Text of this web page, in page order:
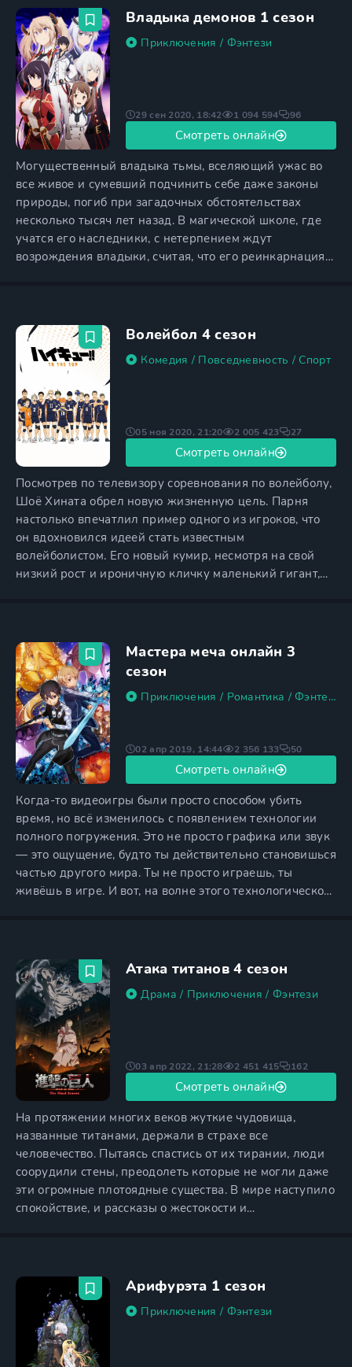
раздевалках. О таких же, как королева школы Риас
Гремори, остается только мечтать.
Владыка демонов 1 сезон
Приключения / Фэнтези
Могущественный владыка тьмы, вселяющий ужас во
все живое и сумевший подчинить себе даже законы
природы, погиб при загадочных обстоятельствах
несколько тысяч лет назад. В магической школе, где
учатся его наследники, с нетерпением ждут
возрождения владыки, считая, что его реинкарнация
является новым воплощением великого тирана-
прародителя. Во время практического
29 сен 2020, 18:42 1 094 594 96
Смотреть онлайн
Волейбол 4 сезон
Комедия / Повседневность / Спорт
Посмотрев по телевизору соревнования по волейболу,
Шоё Хината обрел новую жизненную цель. Парня
настолько впечатлил пример одного из игроков, что
он вдохновился идеей стать известным
волейболистом. Его новый кумир, несмотря на свой
низкий рост и ироничную кличку маленький гигант,
видит самого себя. Решив не откладывать воплощение
своей мечты в
05 ноя 2020, 21:20 2 005 423 27
Смотреть онлайн
Мастера меча онлайн 3
сезон
Приключения / Романтика / Фэнтези
Когда-то видеоигры были просто способом убить
время, но всё изменилось с появлением технологии
полного погружения. Это не просто графика или звук
— это ощущение, будто ты действительно становишься
частью другого мира. Ты не просто играешь, ты
живёшь в игре. И вот, на волне этого технологического
персонажем, а становишься им. Ты чувствуешь ветер
на
02 апр 2019, 14:44 2 356 133 50
Смотреть онлайн
Атака титанов 4 сезон
Драма / Приключения / Фэнтези
На протяжении многих веков жуткие чудовища,
названные титанами, держали в страхе все
человечество. Пытаясь спастись от их тирании, люди
соорудили стены, преодолеть которые не могли даже
эти огромные плотоядные существа. В мире наступило
спокойствие, и рассказы о жестокости и
они жили в постоянном страхе. Одному из гигантов
удается справиться с
03 апр 2022, 21:28 2 451 415 162
Смотреть онлайн
Арифурэта 1 сезон
Приключения / Фэнтези